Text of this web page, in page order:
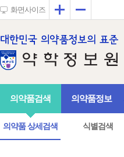
화면사이즈 확대
의약품검색
의약품 상세검색 식별검색
의약품정보